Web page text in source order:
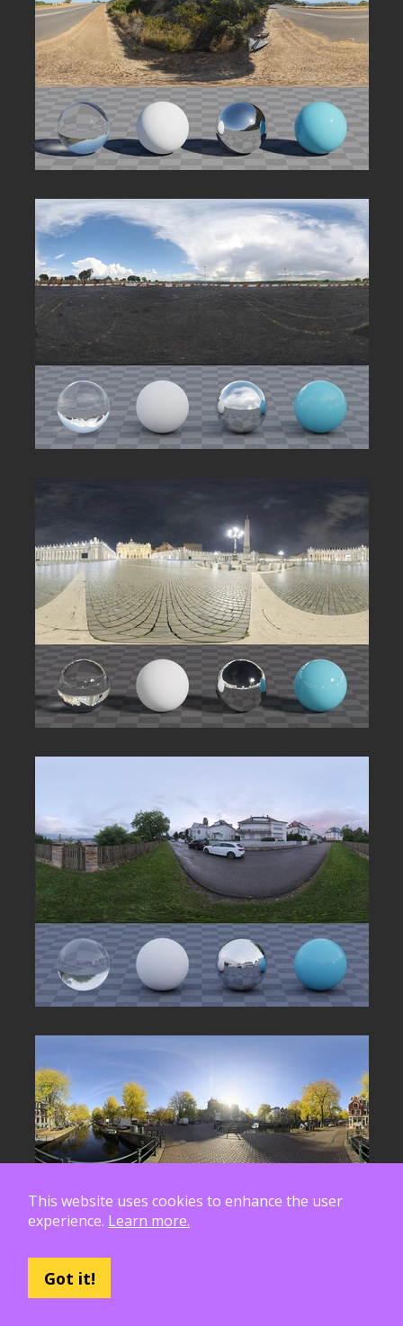
This website uses cookies to enhance the user
experience. Learn more.
Got it!